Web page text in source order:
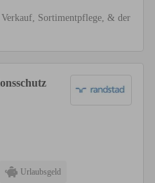
Sortimentpflege, & der
Urlaubsgeld